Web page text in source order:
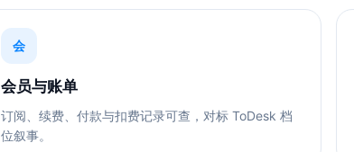
会
会员与账单
订阅、续费、付款与扣费记录可查，对标 ToDesk 档
位叙事。